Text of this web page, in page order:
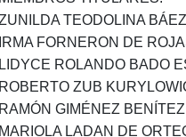
TEODOLINA
FORNERON DE
ROLANDO BADO
ZUB
GIMÉNEZ BENÍTEZ
LADAN DE